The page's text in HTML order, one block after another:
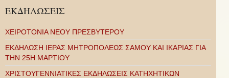
ΕΚΔΗΛΩΣΕΙΣ
ΧΕΙΡΟΤΟΝΙΑ ΝΕΟΥ ΠΡΕΣΒΥΤΕΡΟΥ
ΕΚΔΗΛΩΣΗ ΙΕΡΑΣ ΜΗΤΡΟΠΟΛΕΩΣ ΣΑΜΟΥ ΚΑΙ ΙΚΑΡΙΑΣ ΓΙΑ
ΤΗΝ 25Η ΜΑΡΤΙΟΥ
ΧΡΙΣΤΟΥΓΕΝΝΙΑΤΙΚΕΣ ΕΚΔΗΛΩΣΕΙΣ ΚΑΤΗΧΗΤΙΚΩΝ